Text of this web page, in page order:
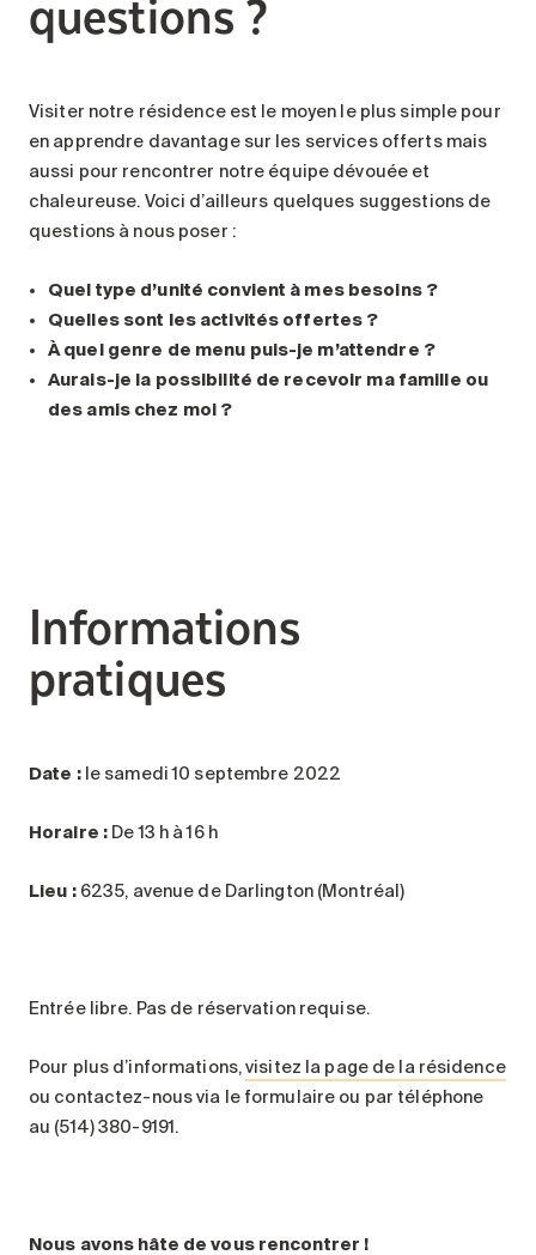
Visiter notre résidence est le moyen le plus simple pour
en apprendre davantage sur les services offerts mais
aussi pour rencontrer notre équipe dévouée et
chaleureuse. Voici d’ailleurs quelques suggestions de
questions à nous poser :
Quel type d’unité convient à mes besoins ?
Quelles sont les activités offertes ?
À quel genre de menu puis-je m’attendre ?
Aurais-je la possibilité de recevoir ma famille ou
des amis chez moi ?
Informations
pratiques
Date : le samedi 10 septembre 2022
Horaire : De 13 h à 16 h
Lieu :6235, avenue de Darlington (Montréal)
Entrée libre. Pas de réservation requise.
Pour plus d’informations,visitez la page de la résidence
ou contactez-nous via le formulaire ou par téléphone
au (514) 380-9191.
Nous avons hâte de vous rencontrer !